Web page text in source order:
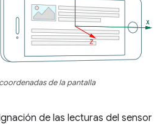
de la pantalla
de las lecturas del sensor